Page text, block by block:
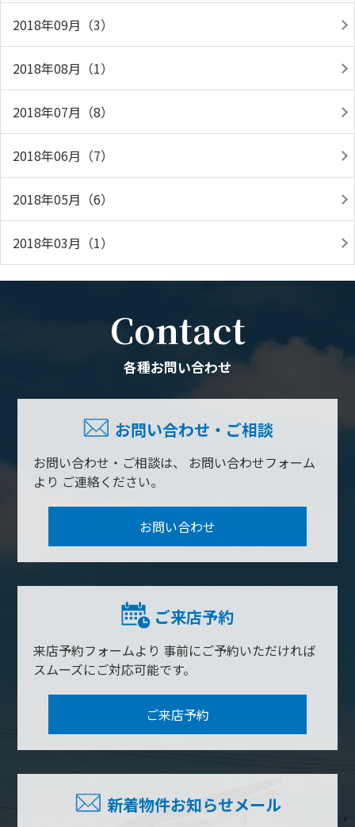
2018年09月（3）
2018年08月（1）
2018年07月（8）
2018年06月（7）
2018年05月（6）
2018年03月（1）
Contact
各種お問い合わせ
お問い合わせ・ご相談
お問い合わせ・ご相談は、
お問い合わせフォーム
より ご連絡ください。
お問い合わせ
ご来店予約
来店予約フォームより 事前にご予約いただければ
スムーズにご対応可能です。
ご来店予約
新着物件お知らせメール